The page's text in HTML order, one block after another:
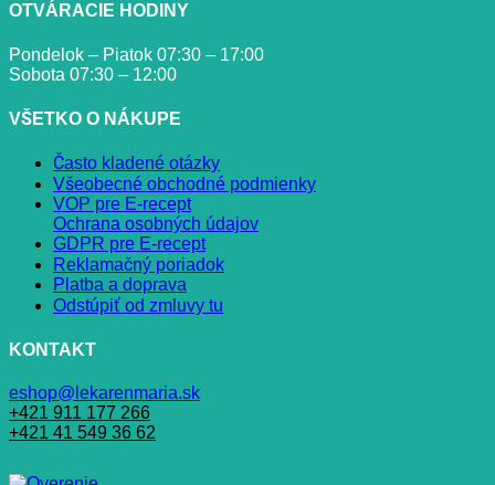
OTVÁRACIE HODINY
Pondelok – Piatok 07:30 – 17:00
Sobota 07:30 – 12:00
VŠETKO O NÁKUPE
Často kladené otázky
Všeobecné obchodné podmienky
VOP pre E-recept
Ochrana osobných údajov
GDPR pre E-recept
Reklamačný poriadok
Platba a doprava
Odstúpiť od zmluvy tu
KONTAKT
eshop@lekarenmaria.sk
+421 911 177 266
+421 41 549 36 62